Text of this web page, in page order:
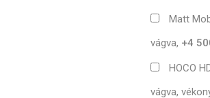
Matt
vágva, +4
HOCO
vágva,